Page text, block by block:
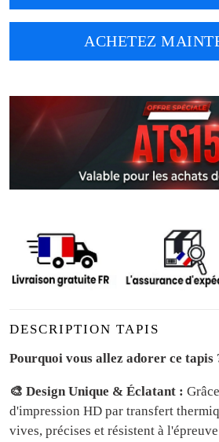
ACHETEZ
DESCRIPTION TAPIS
Pourquoi vous allez adorer ce tapis
🎨 Design Unique & Éclatant :
d'impression HD par transfert
vives, précises et résistent à